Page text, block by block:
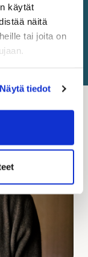
käytät
näitä
tai joita on
Näytä tiedot
se on!